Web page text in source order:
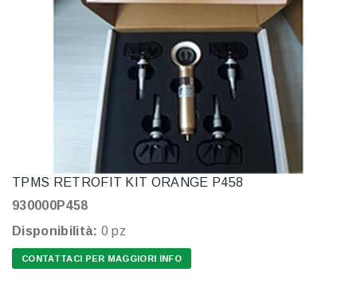
TPMS RETROFIT KIT ORANGE P458
930000P458
Disponibilità: 0 pz
CONTATTACI PER MAGGIORI INFO